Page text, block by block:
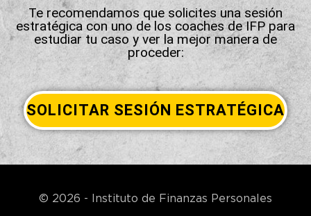
Te recomendamos que solicites una sesión
estratégica con uno de los coaches de IFP para
estudiar tu caso y ver la mejor manera de
proceder:
SOLICITAR SESIÓN ESTRATÉGICA
© 2026 - Instituto de Finanzas Personales